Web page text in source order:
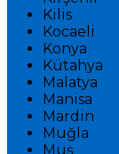
Kilis
Kocaeli
Konya
Kütahya
Malatya
Manisa
Mardin
Muğla
Muş